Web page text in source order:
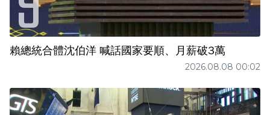
賴總統合體沈伯洋 喊話國家要順、月薪破3萬
2026.08.08 00:02